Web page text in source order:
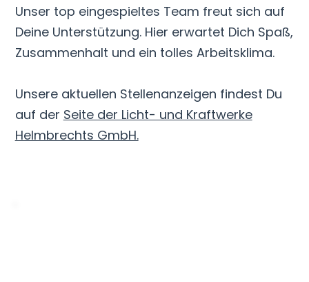
Unser top eingespieltes Team freut sich auf
Deine Unterstützung. Hier erwartet Dich Spaß,
Zusammenhalt und ein tolles Arbeitsklima.
Unsere aktuellen Stellenanzeigen findest Du
auf der Seite der Licht- und Kraftwerke
Helmbrechts GmbH.